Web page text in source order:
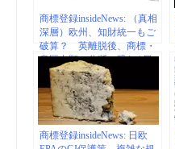
商標登録insideNews: （真相
深層）欧州、知財統一もご
破算？ 英離脱後、商標・
意匠出願に分断の恐れ | 日
本経済新聞
商標登録insideNews: 日欧